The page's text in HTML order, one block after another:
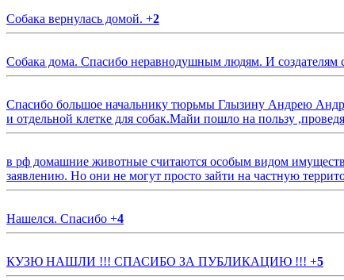
Собака вернулась домой. +2
Собака дома. Спасибо неравнодушным людям. И создателям
Спасибо большое начальнику тюрьмы Глызину Андрею
и отдельной клетке для собак.Майи пошло на пользу
в рф домашние животные считаются особым видом
заявлению. Но они не могут просто зайти на частную
Нашелся. Спасибо +4
КУЗЮ НАШЛИ !!! СПАСИБО ЗА ПУБЛИКАЦИЮ !!! +5